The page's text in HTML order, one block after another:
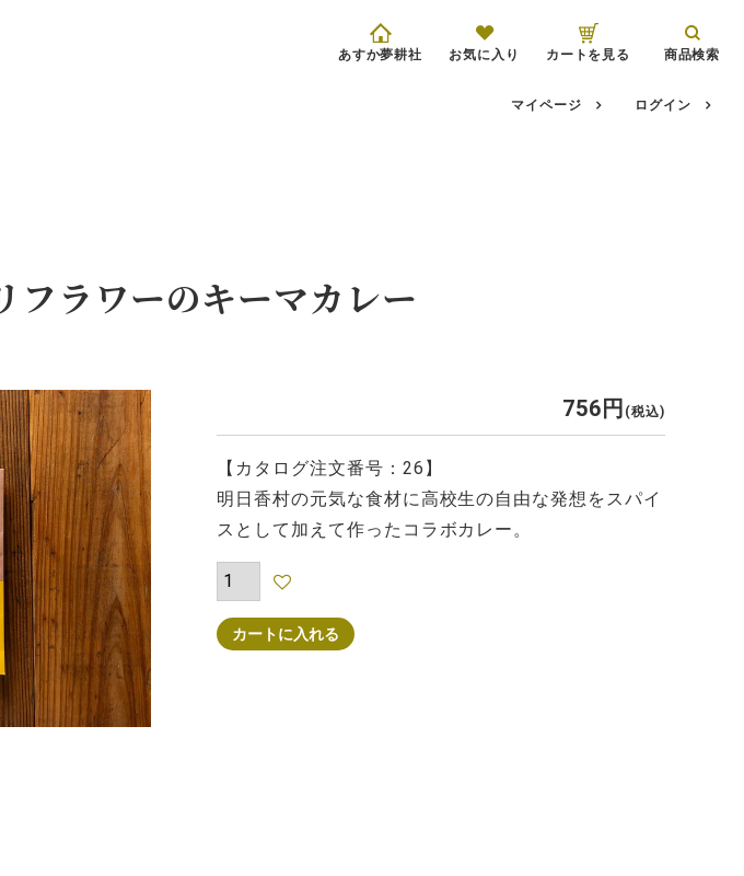
あすか夢耕社 お気に入り カートを見る 商品検索
マイページ ログイン
フラワーのキーマカレー
756 税込
【カタログ注文番号：26】
明日香村の元気な食材に高校生の自由な発想をスパイ
スとして加えて作ったコラボカレー。
カートに入れる